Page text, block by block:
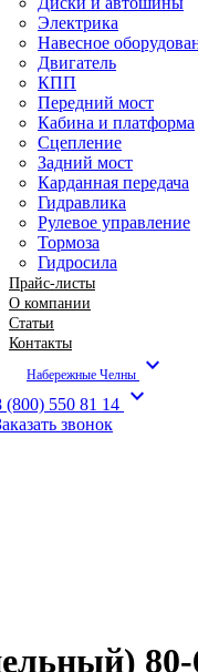
Электрика
Навесное
Двигатель
КПП
Передний мост
Кабина и платформа
Сцепление
Задний мост
Карданная передача
Гидравлика
Рулевое управление
Тормоза
Гидросила
Прайс-листы
О компании
Статьи
Контакты
Набережные Челны expand_more
(800) 550 81 14 expand_more
звонок
80-